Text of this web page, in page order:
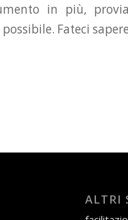
in più,
Fateci
ALTRI